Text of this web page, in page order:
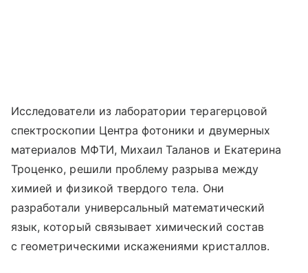
Исследователи из лаборатории терагерцовой
спектроскопии Центра фотоники и двумерных
материалов МФТИ, Михаил Таланов и Екатерина
Троценко, решили проблему разрыва между
химией и физикой твердого тела. Они
разработали универсальный математический
язык, который связывает химический состав
с геометрическими искажениями кристаллов.